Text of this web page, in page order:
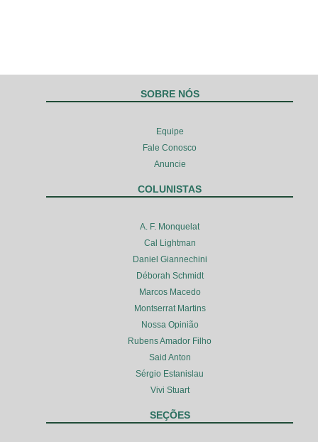
SOBRE NÓS
Equipe
Fale Conosco
Anuncie
COLUNISTAS
A. F. Monquelat
Cal Lightman
Daniel Giannechini
Déborah Schmidt
Marcos Macedo
Montserrat Martins
Nossa Opinião
Rubens Amador Filho
Said Anton
Sérgio Estanislau
Vivi Stuart
SEÇÕES